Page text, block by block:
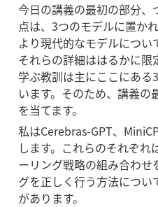
今日の講義の最初の部分、
点は、3つのモデルに置か
より現代的なモデルにつ
それらの詳細ははるかに
学ぶ教訓は主にここにあ
います。そのため、講義
を当てます。
私はCerebras-GPT、
します。これらのそれぞ
ーリング戦略の組み合わせ
グを正しく行う方法につい
があります。